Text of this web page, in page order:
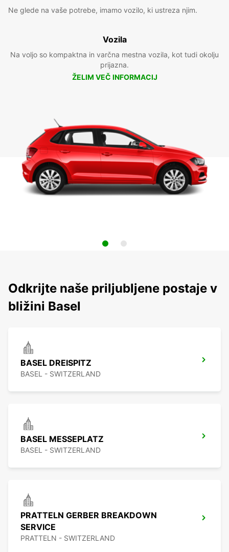
Ne glede na vaše potrebe, imamo vozilo, ki ustreza njim.
Vozila
Na voljo so kompaktna in varčna mestna vozila, kot tudi okolju
prijazna.
ŽELIM VEČ INFORMACIJ
Odkrijte naše priljubljene postaje v
bližini Basel
BASEL DREISPITZ
BASEL - SWITZERLAND
BASEL MESSEPLATZ
BASEL - SWITZERLAND
PRATTELN GERBER BREAKDOWN
SERVICE
PRATTELN - SWITZERLAND